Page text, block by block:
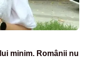
minim. Românii nu